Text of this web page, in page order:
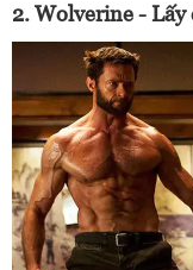
2. Wolverine - Lấy